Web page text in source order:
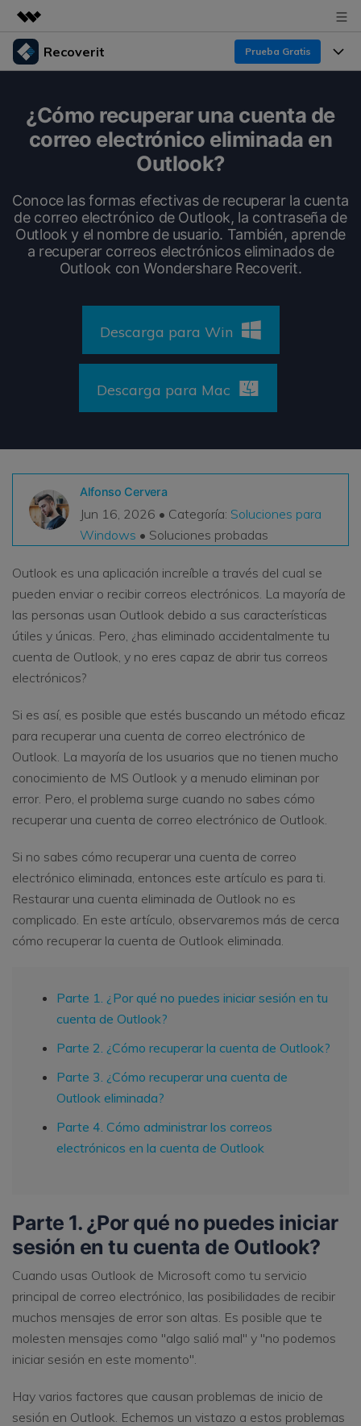
Productos destacados
Utilidades
Empresas
Resumen
Sala de prensa
Tienda
Recoverit Prueba Gratis
Recoverit para Windows
Pruébalo Gratis
Recupera datos perdidos/eliminados gratis
Repairit - Reparar Datos
UBackit - Respaldar Datos
Funciones
Recuperar Medios Borrados
Soluciones de Recuperación Exclusivas Nuevo
Escenarios de Pérdida de Datos
Recursos
Por qué Recoverit
Temas Destacados
DESCARGAR Sign In
¿Cómo recuperar una cuenta de
correo electrónico eliminada en
Outlook?
Conoce las formas efectivas de recuperar la cuenta
de correo electrónico de Outlook, la contraseña de
Outlook y el nombre de usuario. También, aprende
a recuperar correos electrónicos eliminados de
Outlook con Wondershare Recoverit.
Descarga para Win
Descarga para Mac
Alfonso Cervera
Jun 16, 2026 • Categoría: Soluciones para
Windows • Soluciones probadas
Outlook es una aplicación increíble a través del cual se
pueden enviar o recibir correos electrónicos. La mayoría de
las personas usan Outlook debido a sus características
útiles y únicas. Pero, ¿has eliminado accidentalmente tu
cuenta de Outlook, y no eres capaz de abrir tus correos
electrónicos?
Si es así, es posible que estés buscando un método eficaz
para recuperar una cuenta de correo electrónico de
Outlook. La mayoría de los usuarios que no tienen mucho
conocimiento de MS Outlook y a menudo eliminan por
error. Pero, el problema surge cuando no sabes cómo
recuperar una cuenta de correo electrónico de Outlook.
Si no sabes cómo recuperar una cuenta de correo
electrónico eliminada, entonces este artículo es para ti.
Restaurar una cuenta eliminada de Outlook no es
complicado. En este artículo, observaremos más de cerca
cómo recuperar la cuenta de Outlook eliminada.
Parte 1. ¿Por qué no puedes iniciar sesión en tu
cuenta de Outlook?
Parte 2. ¿Cómo recuperar la cuenta de Outlook?
Parte 3. ¿Cómo recuperar una cuenta de
Outlook eliminada?
Parte 4. Cómo administrar los correos
electrónicos en la cuenta de Outlook
Parte 1. ¿Por qué no puedes iniciar
sesión en tu cuenta de Outlook?
Cuando usas Outlook de Microsoft como tu servicio
principal de correo electrónico, las posibilidades de recibir
muchos mensajes de error son altas. Es posible que te
molesten mensajes como "algo salió mal" y "no podemos
iniciar sesión en este momento".
Hay varios factores que causan problemas de inicio de
sesión en Outlook. Echemos un vistazo a estos problemas